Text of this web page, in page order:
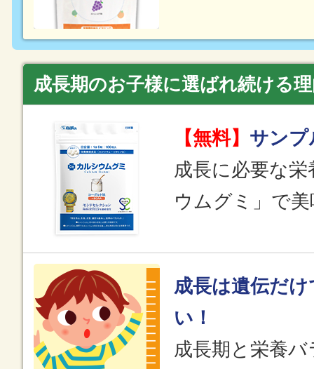
成長期のお子様に選ばれ続ける
【無料】 サンプ
成長に必要な
ウムグミ」で
成長は遺伝だ
い！
成長期と栄養